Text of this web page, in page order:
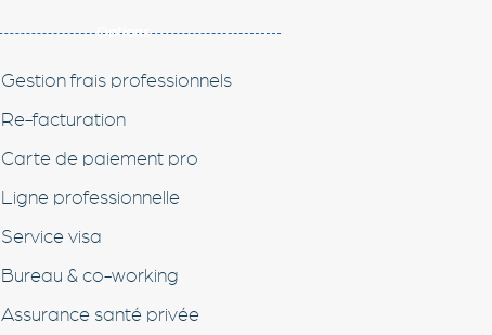
Options
Gestion frais professionnels
Re-facturation
Carte de paiement pro
Ligne professionnelle
Service visa
Bureau & co-working
Assurance santé privée